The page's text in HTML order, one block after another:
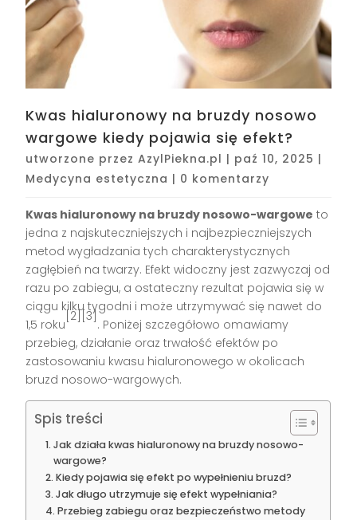
Kwas hialuronowy na bruzdy nosowo
wargowe kiedy pojawia się efekt?
utworzone przezAzylPiekna.pl | paź 10, 2025 |
Medycyna estetyczna | 0 komentarzy
Kwas hialuronowy na bruzdy nosowo-wargowe to
jedna z najskuteczniejszych i najbezpieczniejszych
metod wygładzania tych charakterystycznych
zagłębień na twarzy. Efekt widoczny jest zazwyczaj od
razu po zabiegu, a ostateczny rezultat pojawia się w
ciągu kilku tygodni i może utrzymywać się nawet do
1,5 roku
[2][3]
. Poniżej szczegółowo omawiamy
przebieg, działanie oraz trwałość efektów po
zastosowaniu kwasu hialuronowego w okolicach
bruzd nosowo-wargowych.
Spis treści
Jak działa kwas hialuronowy na bruzdy nosowo-
wargowe?
Kiedy pojawia się efekt po wypełnieniu bruzd?
Jak długo utrzymuje się efekt wypełniania?
Przebieg zabiegu oraz bezpieczeństwo metody